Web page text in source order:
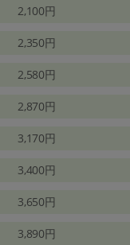
2,100円
2,350円
2,580円
2,870円
3,170円
3,400円
3,650円
3,890円